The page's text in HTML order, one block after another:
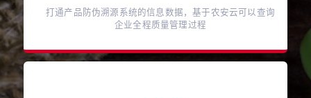
打通产品防伪溯源系统的信息数据，基于农安云可以查询
企业全程质量管理过程